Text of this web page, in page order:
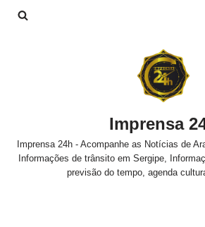
Imprensa
Imprensa 24h - Acompanhe as Notícias de
Informações de trânsito em Sergipe,
previsão do tempo, agenda